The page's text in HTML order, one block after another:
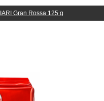
Gran Rossa 125 g